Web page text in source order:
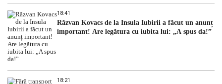
18:41
Răzvan Kovacs de la Insula Iubirii a făcut un anunț
important! Are legătura cu iubita lui: „A spus da!”
18:21